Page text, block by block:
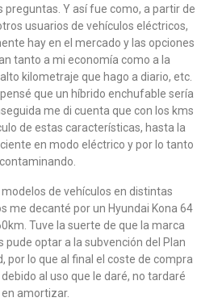
Y así fue como, a partir de
usuarios de vehículos eléctricos,
hay en el mercado y las opciones
tanto a mi economía como a la
kilometraje que hago a diario, etc.
que un híbrido enchufable sería
me di cuenta que con los kms
de estas características, hasta la
en modo eléctrico y por lo tanto
de vehículos en distintas
me decanté por un Hyundai Kona 64
Tuve la suerte de que la marca
optar a la subvención del Plan
por lo que al final el coste de compra
al uso que le daré, no tardaré
amortizar.